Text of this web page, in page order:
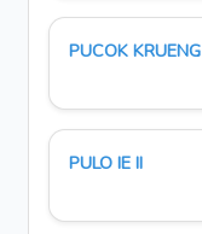
PUCOK KRUENG
PULO IE II